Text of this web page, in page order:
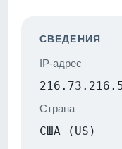
СВЕДЕНИЯ
IP-адрес
Страна
США (US)